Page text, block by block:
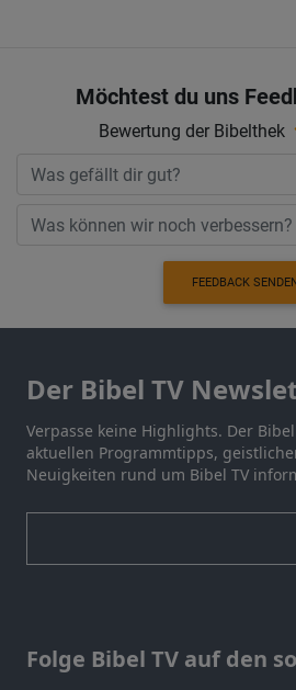
Möchtest du uns
Bewertung der Bibelthek
FEEDBACK
Der Bibel TV
Verpasse keine Highlights. Der
aktuellen Programmtipps,
Neuigkeiten rund um Bibel TV
Folge Bibel TV auf den